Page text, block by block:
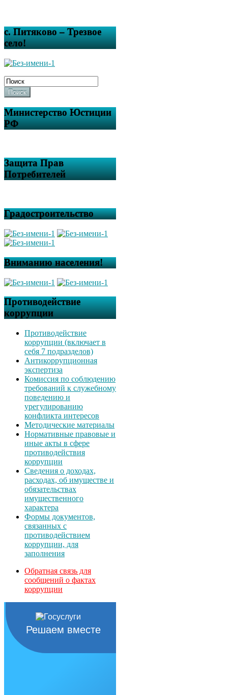
с. Питяково – Трезвое
село!
Поиск
Министерство Юстиции
РФ
Защита Прав
Потребителей
Градостроительство
Вниманию населения!
Противодействие
коррупции
Противодействие
коррупции (включает в
себя 7 подразделов)
Антикоррупционная
экспертиза
Комиссия по соблюдению
требований к служебному
поведению и
урегулированию
конфликта интересов
Методические материалы
Нормативные правовые и
иные акты в сфере
противодействия
коррупции
Сведения о доходах,
расходах, об имуществе и
обязательствах
имущественного
характера
Формы документов,
связанных с
противодействием
коррупции, для
заполнения
Обратная связь для
сообщений о фактах
коррупции
Решаем вместе